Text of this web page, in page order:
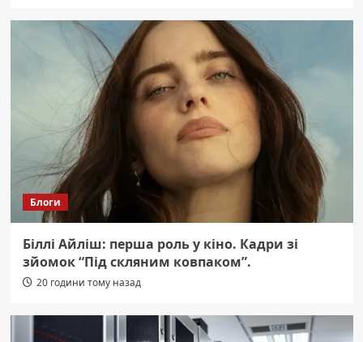
Блоги
Біллі Айліш: перша роль у кіно. Кадри зі
зйомок “Під скляним ковпаком”.
20 години тому назад